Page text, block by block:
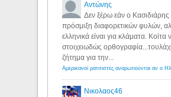
Αντώνης
Δεν ξέρω εάν ο
πρόσμιξη διαφορετικών φυλών,
ελληνικά είναι για κλάματα. Κοίτα
στοιχειωδώς
ζήτημα για την...
Νικολαος46